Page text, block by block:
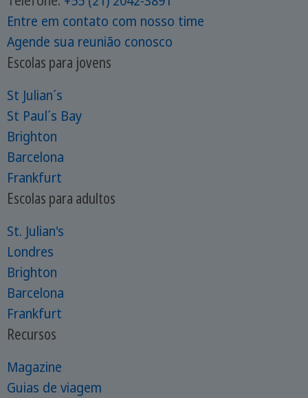
Entre em contato com nosso time
Agende sua reunião conosco
Escolas para jovens
St Julian´s
St Paul´s Bay
Brighton
Barcelona
Frankfurt
Escolas para adultos
St. Julian's
Londres
Brighton
Barcelona
Frankfurt
Recursos
Magazine
Guias de viagem